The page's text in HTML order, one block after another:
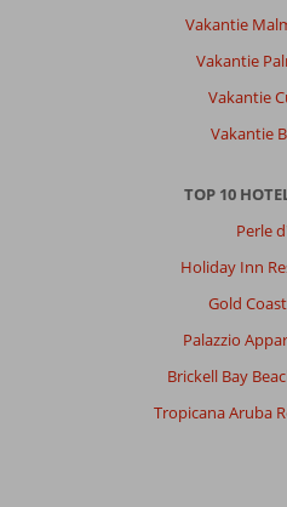
Vakantie
Vakantie
Vakantie
Vakantie
TOP 10
Perle
Holiday Inn
Gold
Palazzio
Brickell Bay
Tropicana Aruba